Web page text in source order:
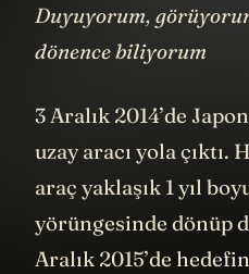
Duyuyorum,
dönence biliyorum
3 Aralık 2014’de
uzay aracı yola çıktı.
araç yaklaşık 1 yıl
yörüngesinde dönüp
Aralık 2015’de